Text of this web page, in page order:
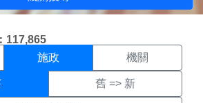
117,865
結果頁面
施政 機關
舊 => 新